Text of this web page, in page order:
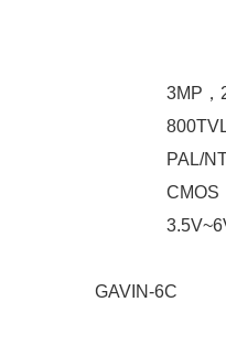
3MP，
PAL/
CMOS
GAVIN-6C